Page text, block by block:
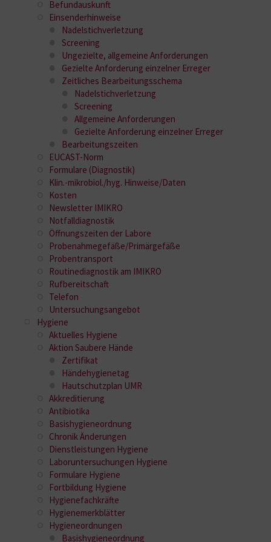
Befundauskunft
Einsenderhinweise
Nadelstichverletzung
Screening
Ungezielte, allgemeine Anforderungen
Gezielte Anforderung einzelner Erreger
Zeitliches Bearbeitungsschema
Nadelstichverletzung
Screening
Allgemeine Anforderungen
Gezielte Anforderung einzelner Erreger
Bearbeitungszeiten
EUCAST-Norm
Formulare (Diagnostik)
Klin.-mikrobiol./hyg. Hinweise/Daten
Kosten
Newsletter IMIKRO
Notfalldiagnostik
Öffnungszeiten der Labore
Probenahmegefäße/Primärgefäße
Probentransport
Routinediagnostik am IMIKRO
Rufbereitschaft
Telefon
Untersuchungsangebot
Hygiene
Aktuelles Hygiene
Aktion Saubere Hände
Zertifikat
Händehygienetag
Hautschutzplan UMR
Akkreditierung
Antibiotika
Basishygieneordnung
Chronik Änderungen
Dienstleistungen Hygiene
Laboruntersuchungen Hygiene
Formulare Hygiene
Fortbildung Hygiene
Hygienefachkräfte
Hygienemerkblätter
Hygieneordnungen
Basishygieneordnung